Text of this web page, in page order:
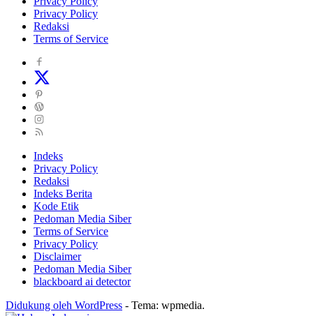
Privacy Policy
Redaksi
Terms of Service
Indeks
Privacy Policy
Redaksi
Indeks Berita
Kode Etik
Pedoman Media Siber
Terms of Service
Privacy Policy
Disclaimer
Pedoman Media Siber
blackboard ai detector
Didukung oleh WordPress - Tema: wpmedia.